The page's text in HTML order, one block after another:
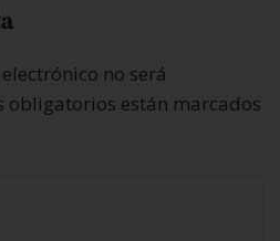
no será
obligatorios están marcados